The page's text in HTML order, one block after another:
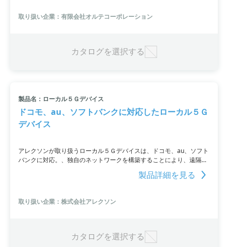
たちのミッションは、製造現場を支えつつ、お客様に確かな価値ある
製品を提供することです。ぜひ、豊富なラインナップとサポート力を
取り扱い企業：有限会社オルテコーポレーション
カタログを選択する
製品名：ローカル５Ｇデバイス
ドコモ、au、ソフトバンクに対応したローカル５Ｇ
デバイス
アレクソンが取り扱うローカル５Ｇデバイスは、ドコモ、au、ソフト
バンクに対応。、独自のネットワークを構築することにより、遠隔監
視や異常検知だけでなく、自動復旧機能も搭載しています。さまざま
な業務に応じたシステムを単一のデバイスで実現できるため、産業PC
す。詳細はPDF資料をご覧いただくか、お問い合わせください。
製品詳細を見る
取り扱い企業：株式会社アレクソン
カタログを選択する